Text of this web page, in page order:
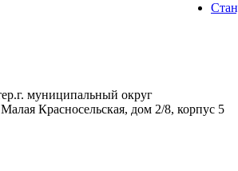
муниципальный округ
Красносельская, дом 2/8, корпус 5